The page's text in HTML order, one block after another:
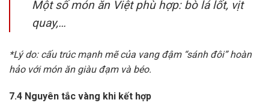
Một số món ăn Việt phù hợp: bò lá lốt, vịt
quay,…
*Lý do: cấu trúc mạnh mẽ của vang đậm “sánh đôi” hoàn
hảo với món ăn giàu đạm và béo.
7.4 Nguyên tắc vàng khi kết hợp